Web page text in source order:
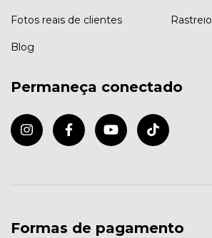
Fotos reais de clientes
Blog
Rastreio
Permaneça conectado
Formas de pagamento